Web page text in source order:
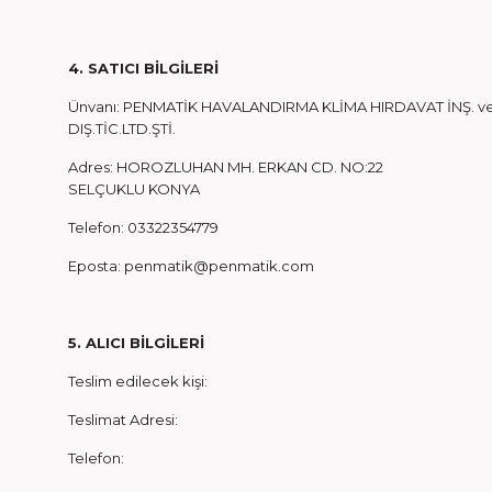
4. SATICI BİLGİLERİ
Ünvanı: PENMATİK HAVALANDIRMA KLİMA HIRDAVAT İNŞ.
DIŞ.TİC.LTD.ŞTİ.
Adres: HOROZLUHAN MH. ERKAN CD. NO:22
SELÇUKLU KONYA
Telefon: 03322354779
Eposta: penmatik@penmatik.com
5. ALICI BİLGİLERİ
Teslim edilecek kişi:
Teslimat Adresi:
Telefon: